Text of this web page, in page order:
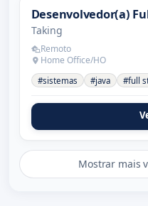
Desenvolvedor(a)
Taking
Remoto
Home Office/HO
#sistemas #java #full
Mostrar mais